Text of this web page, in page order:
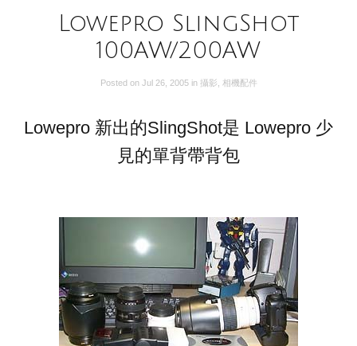
Lowepro SlingShot
100AW/200AW
Posted on Jul 26, 2005 in 攝影 相機配件
Lowepro 新出的SlingShot是 Lowepro 少
見的單背帶背包